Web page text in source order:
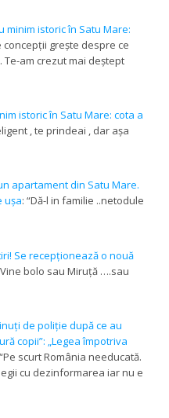
minim istoric în Satu Mare:
concepții grește despre ce
am crezut mai deștept
istoric în Satu Mare: cota a
, te prindeai , dar așa
apartament din Satu Mare.
ușa: “Dă-l in familie ..netodule
Se recepționează o nouă
Vine bolo sau Miruță ….sau
de poliție după ce au
copii”: „Legea împotriva
Pe scurt România needucată.
cu dezinformarea iar nu e